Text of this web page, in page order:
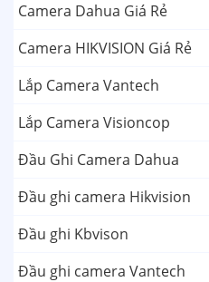
Camera Dahua Giá Rẻ
Camera HIKVISION Giá Rẻ
Lắp Camera Vantech
Lắp Camera Visioncop
Đầu Ghi Camera Dahua
Đầu ghi camera Hikvision
Đầu ghi Kbvison
Đầu ghi camera Vantech